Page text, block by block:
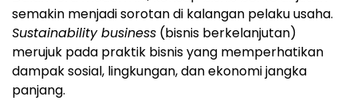
semakin menjadi sorotan di kalangan pelaku usaha.
Sustainability business (bisnis berkelanjutan)
merujuk pada praktik bisnis yang memperhatikan
dampak sosial, lingkungan, dan ekonomi jangka
panjang.